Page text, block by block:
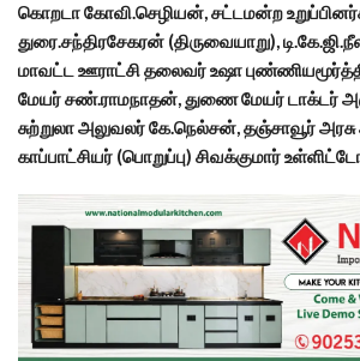
கொறடா கோவி.செழியன், சட்டமன்ற
துரை.சந்திரசேகரன் (திருவையாறு),
மாவட்ட ஊராட்சி தலைவர் உஷா
மேயர் சண்.ராமநாதன், துணை மேயர் டாக்டர்
சுற்றுலா அலுவலர் கே.நெல்சன், தஞ்சாவூர்
காப்பாட்சியர் (பொறுப்பு) சிவக்குமார்